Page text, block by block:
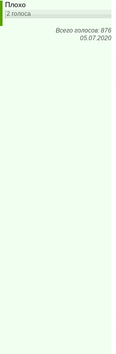
Плохо
2голоса
Всего голосов: 876
05.07.2020